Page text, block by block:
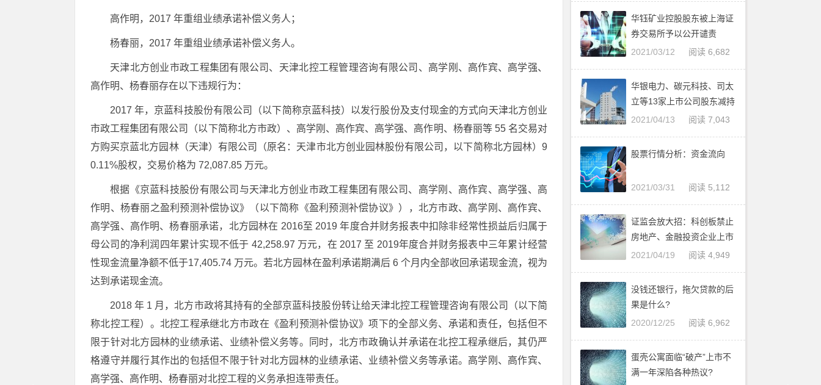
高作明，2017 年重组业绩承诺补偿义务人；
杨春丽，2017 年重组业绩承诺补偿义务人。
天津北方创业市政工程集团有限公司、天津北控工程管理咨询有限公司、高学刚、高作宾、高学强、
高作明、杨春丽存在以下违规行为：
2017 年，京蓝科技股份有限公司（以下简称京蓝科技）以发行股份及支付现金的方式向天津北方创业
市政工程集团有限公司（以下简称北方市政）、高学刚、高作宾、高学强、高作明、杨春丽等 55 名交易对
方购买京蓝北方园林（天津）有限公司（原名：天津市北方创业园林股份有限公司，以下简称北方园林）9
0.11%股权，交易价格为 72,087.85 万元。
根据《京蓝科技股份有限公司与天津北方创业市政工程集团有限公司、高学刚、高作宾、高学强、高
作明、杨春丽之盈利预测补偿协议》（以下简称《盈利预测补偿协议》），北方市政、高学刚、高作宾、
高学强、高作明、杨春丽承诺，北方园林在 2016至 2019 年度合并财务报表中扣除非经常性损益后归属于
母公司的净利润四年累计实现不低于 42,258.97 万元，在 2017 至 2019年度合并财务报表中三年累计经营
性现金流量净额不低于17,405.74 万元。若北方园林在盈利承诺期满后 6 个月内全部收回承诺现金流，视为
达到承诺现金流。
2018 年 1 月，北方市政将其持有的全部京蓝科技股份转让给天津北控工程管理咨询有限公司（以下简
称北控工程）。北控工程承继北方市政在《盈利预测补偿协议》项下的全部义务、承诺和责任，包括但不
限于针对北方园林的业绩承诺、业绩补偿义务等。同时，北方市政确认并承诺在北控工程承继后，其仍严
格遵守并履行其作出的包括但不限于针对北方园林的业绩承诺、业绩补偿义务等承诺。高学刚、高作宾、
高学强、高作明、杨春丽对北控工程的义务承担连带责任。
华钰矿业控股股东被上海证
券交易所予以公开谴责
阅读 6,682
2021/03/12
华银电力、碳元科技、司太
立等13家上市公司股东减持
股份
阅读 7,043
2021/04/13
股票行情分析：资金流向
阅读 5,112
2021/03/31
证监会放大招：科创板禁止
房地产、金融投资企业上市
阅读 4,949
2021/04/19
没钱还银行，拖欠贷款的后
果是什么?
阅读 6,962
2020/12/25
蛋壳公寓面临“破产”上市不
满一年深陷各种热议?